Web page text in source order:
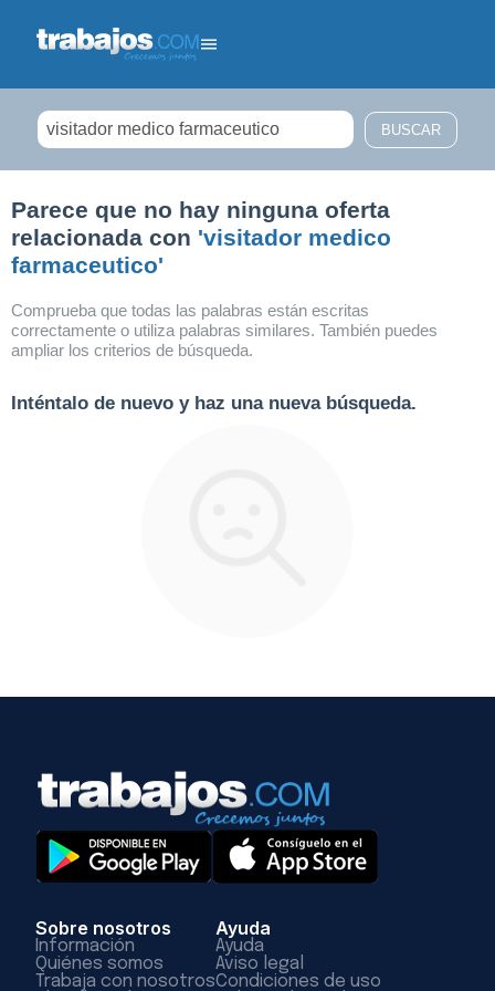
Parece que no hay ninguna oferta
relacionada con 'visitador medico
farmaceutico'
Comprueba que todas las palabras están escritas
correctamente o utiliza palabras similares. También puedes
ampliar los criterios de búsqueda.
Inténtalo de nuevo y haz una nueva búsqueda.
Sobre nosotros
Información
Quiénes somos
Trabaja con nosotros
Ayuda
Ayuda
Aviso legal
Condiciones de uso